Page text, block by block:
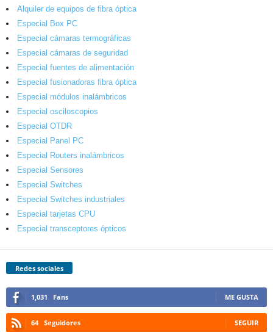
Alquiler de equipos de fibra óptica
Especial Box PC
Especial cámaras termográficas
Especial cámaras de seguridad
Especial fuentes de alimentación
Especial fusionadoras fibra óptica
Especial módulos inalámbricos
Especial osciloscopios
Especial OTDR
Especial Panel PC
Especial Routers inalámbricos
Especial Sensores
Especial Switches
Especial Switches industriales
Especial tarjetas CPU
Especial transceptores ópticos
Redes sociales
1,031 Fans ME GUSTA
64 Seguidores SEGUIR